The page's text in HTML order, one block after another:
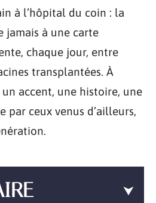
à l’hôpital du coin : la
jamais à une carte
chaque jour, entre
transplantées. À
accent, une histoire, une
par ceux venus d’ailleurs,